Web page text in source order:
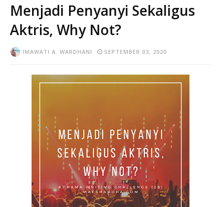
Menjadi Penyanyi Sekaligus
Aktris, Why Not?
IMAWATI A. WARDHANI SEPTEMBER 03, 2020